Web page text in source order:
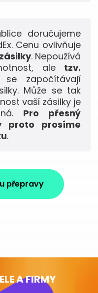
doručujeme
Cenu ovlivňuje
. Nepoužívá
ale tzv.
započítávají
Může se tak
vaší zásilky je
Pro přesný
proto prosíme
.
přepravy
A FIRMY